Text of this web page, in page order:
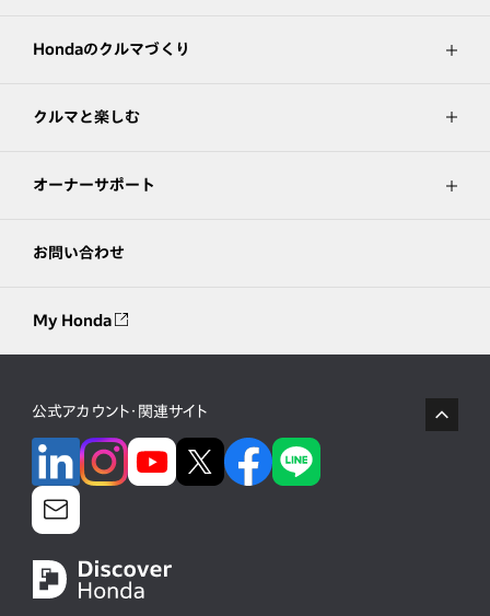
Hondaのクルマづくり
クルマと楽しむ
オーナーサポート
お問い合わせ
My Honda
公式アカウント・関連サイト